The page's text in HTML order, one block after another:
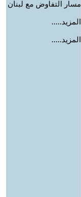
مسار التفاوض مع لبنان
المزيد.....
المزيد.....